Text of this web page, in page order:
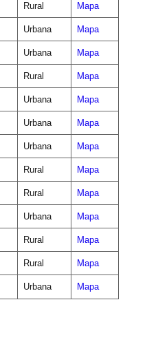
Rural Mapa
Urbana Mapa
Urbana Mapa
Rural Mapa
Urbana Mapa
Urbana Mapa
Urbana Mapa
Rural Mapa
Rural Mapa
Urbana Mapa
Rural Mapa
Rural Mapa
Urbana Mapa